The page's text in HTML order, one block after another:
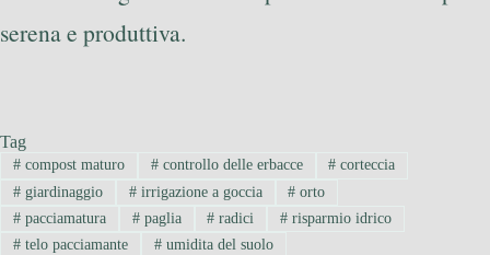
serena e produttiva.
Tag
#compost maturo #controllo delle erbacce # corteccia
#giardinaggio #irrigazione a goccia # orto
#pacciamatura #paglia # radici # risparmio idrico
#telo pacciamante #umidita del suolo